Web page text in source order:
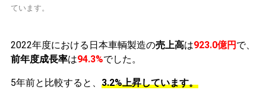
ています。
2022年度における日本車輌製造の売上高は923.0億円 で、
前年度成長率は94.3%でした。
5年前と比較すると、 3.2%上昇しています。